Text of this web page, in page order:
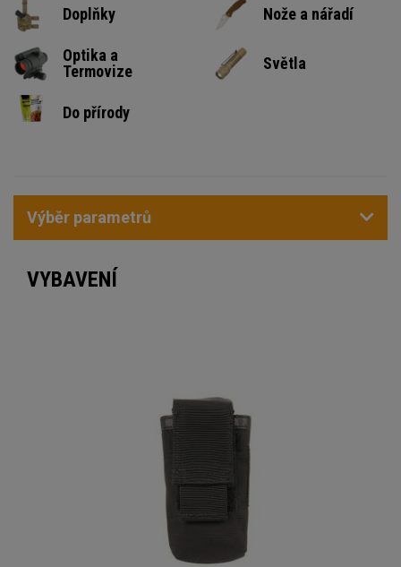
Doplňky Nože a nářadí
Optika a
Termovize
Světla
Do přírody
Výběr parametrů
VYBAVENÍ